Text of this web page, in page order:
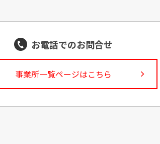
お電話でのお問合せ
事業所一覧ページはこちら